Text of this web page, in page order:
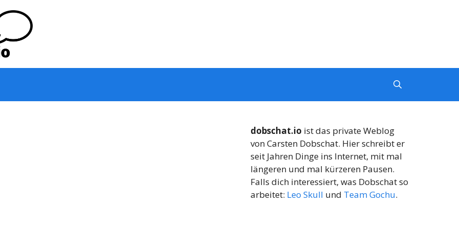
dobschat.io ist das private Weblog
von Carsten Dobschat. Hier schreibt er
seit Jahren Dinge ins Internet, mit mal
längeren und mal kürzeren Pausen.
Falls dich interessiert, was Dobschat so
arbeitet: Leo Skull und Team Gochu.